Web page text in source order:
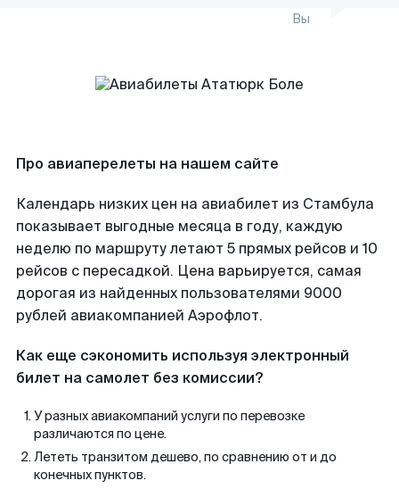
Вы
Про авиаперелеты на нашем сайте
Календарь низких цен на авиабилет из Стамбула
показывает выгодные месяца в году, каждую
неделю по маршруту летают 5 прямых рейсов и 10
рейсов с пересадкой. Цена варьируется, самая
дорогая из найденных пользователями 9000
рублей авиакомпанией Аэрофлот.
Как еще сэкономить используя электронный
билет на самолет без комиссии?
У разных авиакомпаний услуги по перевозке
различаются по цене.
Лететь транзитом дешево, по сравнению от и до
конечных пунктов.